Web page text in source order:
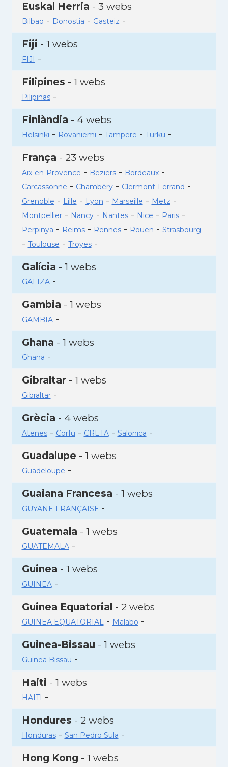
Euskal Herria - 3 webs
Bilbao - Donostia - Gasteiz -
Fiji - 1 webs
FIJI -
Filipines - 1 webs
Pilipinas-
Finlàndia - 4 webs
Helsinki - Rovaniemi - Tampere - Turku -
França - 23 webs
Aix-en-Provence - Beziers- Bordeaux-
Carcassonne - Chambéry- Clermont-Ferrand -
Grenoble - Lille - Lyon - Marseille - Metz -
Montpellier- Nancy- Nantes- Nice - Paris-
Perpinya - Reims- Rennes- Rouen - Strasbourg
- Toulouse - Troyes-
Galícia - 1 webs
GALIZA-
Gambia - 1 webs
GAMBIA-
Ghana - 1 webs
Ghana -
Gibraltar- 1 webs
Gibraltar-
Grècia - 4 webs
Atenes- Corfu - CRETA- Salonica -
Guadalupe - 1 webs
Guadeloupe -
Guaiana Francesa - 1 webs
GUYANE FRANÇAISE -
Guatemala - 1 webs
GUATEMALA-
Guinea - 1 webs
GUINEA-
Guinea Equatorial - 2 webs
GUINEA EQUATORIAL- Malabo -
Guinea-Bissau - 1 webs
Guinea Bissau -
Haiti - 1 webs
HAITI -
Hondures - 2 webs
Honduras- San Pedro Sula -
Hong Kong - 1 webs